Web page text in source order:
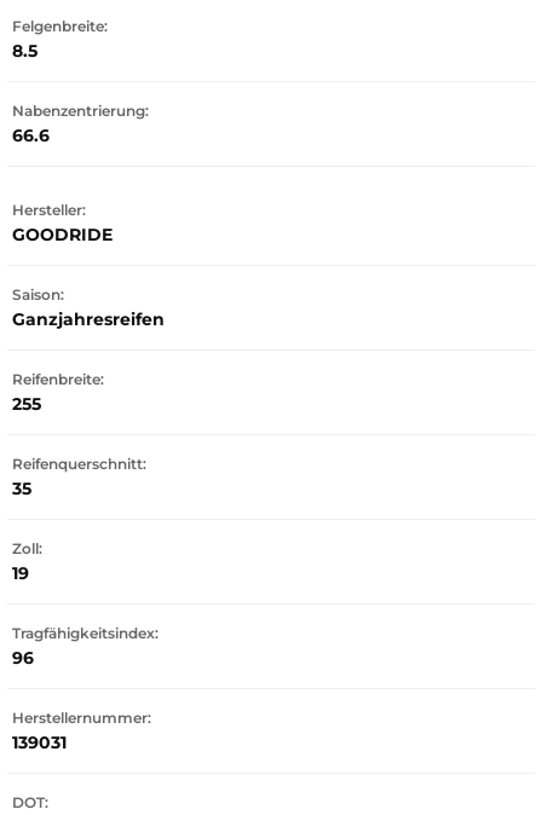
Felgenbreite:
8.5
Nabenzentrierung:
66.6
Hersteller:
GOODRIDE
Saison:
Ganzjahresreifen
Reifenbreite:
255
Reifenquerschnitt:
35
Zoll:
19
Tragfähigkeitsindex:
96
Herstellernummer:
139031
DOT: